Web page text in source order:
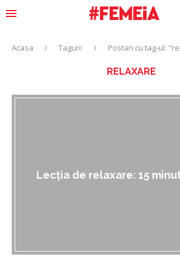
Acasa Taguri: Postari cu tag-ul:
RELAXARE
Lecția de relaxare: 15